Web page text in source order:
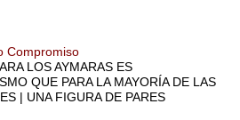
Compromiso
LOS AYMARAS ES
QUE PARA LA MAYORÍA DE LAS
| UNA FIGURA DE PARES